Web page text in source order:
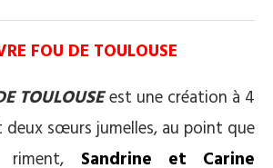
FOU DE TOULOUSE
TOULOUSEest une création à 4
deux sœurs jumelles, au point que
riment, Sandrine et Carine